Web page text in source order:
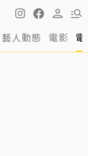
藝人動態 電影